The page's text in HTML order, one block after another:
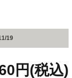
19
円(税込)